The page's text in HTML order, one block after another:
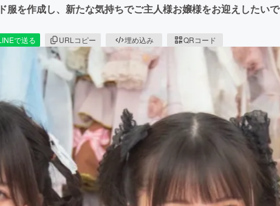
服を作成し、新たな気持ちでご主人様お嬢様をお迎えしたいで
で送る URLコピー 埋め込み QRコード